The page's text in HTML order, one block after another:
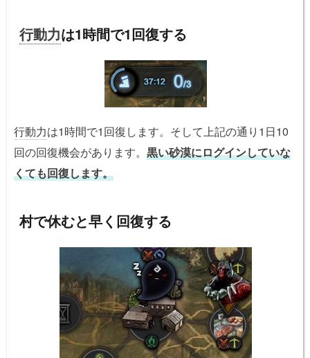
行動力は1時間で1回復する
行動力は1時間で1回復します。そして上記の通り1日10
回の回復機会があります。 黒い砂漠にログインしていな
くても回復します。
村で休むと早く回復する